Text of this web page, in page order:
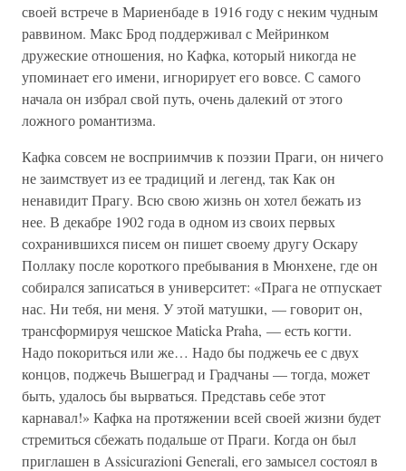
своей встрече в Мариенбаде в 1916 году с неким чудным
раввином. Макс Брод поддерживал с Мейринком
дружеские отношения, но Кафка, который никогда не
упоминает его имени, игнорирует его вовсе. С самого
начала он избрал свой путь, очень далекий от этого
ложного романтизма.
Кафка совсем не восприимчив к поэзии Праги, он ничего
не заимствует из ее традиций и легенд, так Как он
ненавидит Прагу. Всю свою жизнь он хотел бежать из
нее. В декабре 1902 года в одном из своих первых
сохранившихся писем он пишет своему другу Оскару
Поллаку после короткого пребывания в Мюнхене, где он
собирался записаться в университет: «Прага не отпускает
нас. Ни тебя, ни меня. У этой матушки, — говорит он,
трансформируя чешское Maticka Praha, — есть когти.
Надо покориться или же… Надо бы поджечь ее с двух
концов, поджечь Вышеград и Градчаны — тогда, может
быть, удалось бы вырваться. Представь себе этот
карнавал!» Кафка на протяжении всей своей жизни будет
стремиться сбежать подальше от Праги. Когда он был
приглашен в Assicurazioni Generali, его замысел состоял в